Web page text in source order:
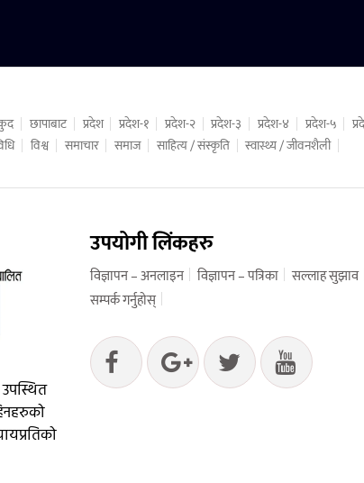
छापाबाट प्रदेश प्रदेश-१ प्रदेश-२ प्रदेश-३ प्रदेश-४ प्रदेश-५
विश्व समाचार समाज साहित्य / संस्कृति स्वास्थ्य / जीवनशैली
उपयोगी लिंकहरु
विज्ञापन – अनलाइन विज्ञापन – पत्रिका सल्लाह सुझाव
सम्पर्क गर्नुहोस्